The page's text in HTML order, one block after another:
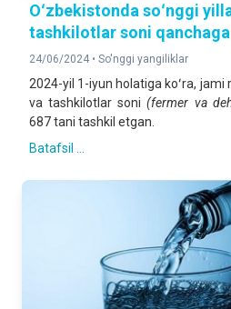
Oʻzbekistonda soʻnggi
tashkilotlar soni qanchaga
24/06/2024 • So'nggi yangiliklar
2024-yil 1-iyun holatiga koʻra, jami
va tashkilotlar soni(fermer va
687 tani tashkil etgan.
Batafsil ...